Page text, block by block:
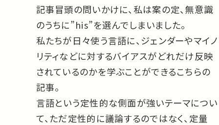
記事冒頭の問いかけに、私は案の定、無意識
のうちに”his”を選んでしまいました。
私たちが日々使う言語に、ジェンダーやマイノ
リティなどに対するバイアスがどれだけ反映
されているのかを学ぶことができるこちらの
記事。
言語という定性的な側面が強いテーマについ
て、ただ定性的に議論するのではなく、定量